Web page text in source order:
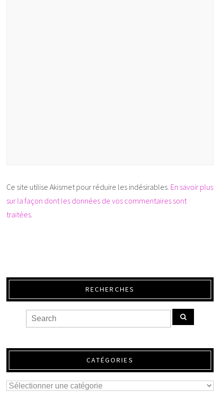
Ce site utilise Akismet pour réduire les indésirables. En savoir plus
sur la façon dont les données de vos commentaires sont
traitées.
RECHERCHES
CATÉGORIES